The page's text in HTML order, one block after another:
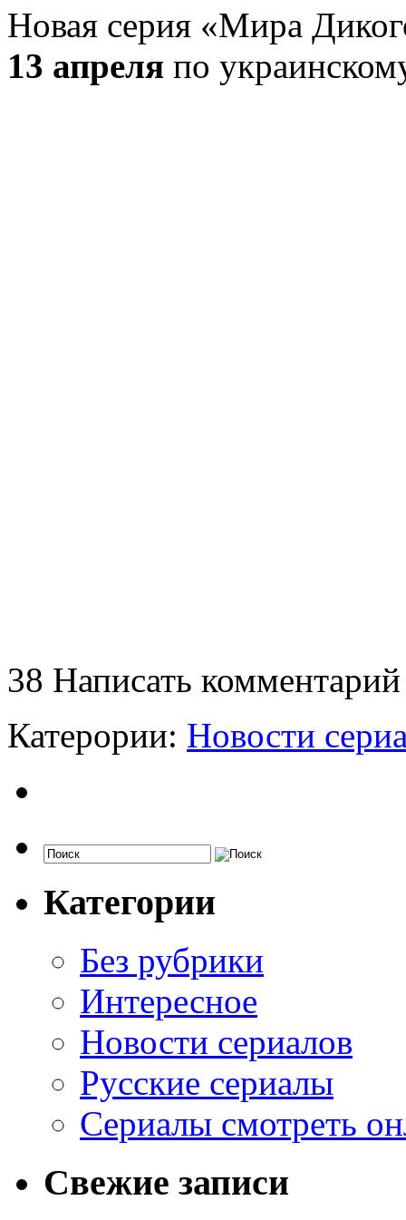
Новая серия «Мира
13 апреля по
38 Написать комментарий
Катерории: Новости
Категории
Без рубрики
Интересное
Новости сериалов
Русские сериалы
Сериалы смотреть
Свежие записи